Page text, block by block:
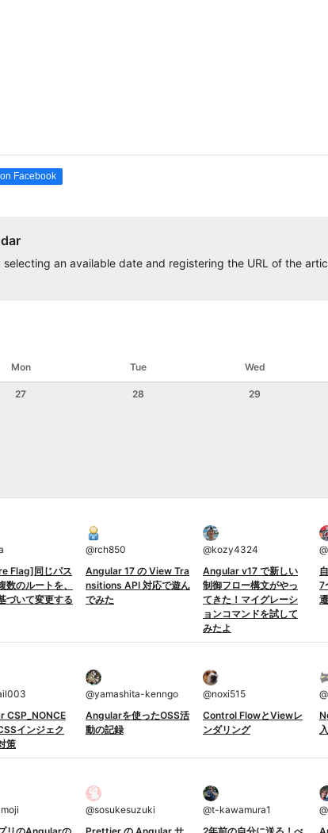
Facebook
an available date and registering the URL of the
Mon Tue Wed
27 28 29
Flag]同じパス
数のルートを、
づいて変更する
@rch850
Angular 17 の View Tra
nsitions API 対応で遊ん
でみた
@kozy4324
Angular v17 で新しい
制御フロー構文がやっ
てきた！マイグレーシ
ョンコマンドを試して
みたよ
@
7
CSP_NONCE
インジェク
策
@yamashita-kenngo
Angularを使ったOSS活
動の記録
@noxi515
Control FlowとViewレ
ンダリング
@
@sosukesuzuki
@t-kawamura1
@